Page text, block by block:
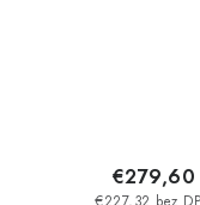
€279,60